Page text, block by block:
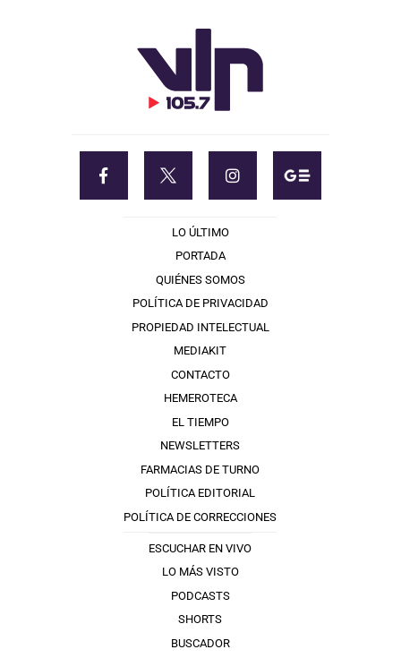
LO ÚLTIMO
PORTADA
QUIÉNES SOMOS
POLÍTICA DE PRIVACIDAD
PROPIEDAD INTELECTUAL
MEDIAKIT
CONTACTO
HEMEROTECA
EL TIEMPO
NEWSLETTERS
FARMACIAS DE TURNO
POLÍTICA EDITORIAL
POLÍTICA DE CORRECCIONES
ESCUCHAR EN VIVO
LO MÁS VISTO
PODCASTS
SHORTS
BUSCADOR